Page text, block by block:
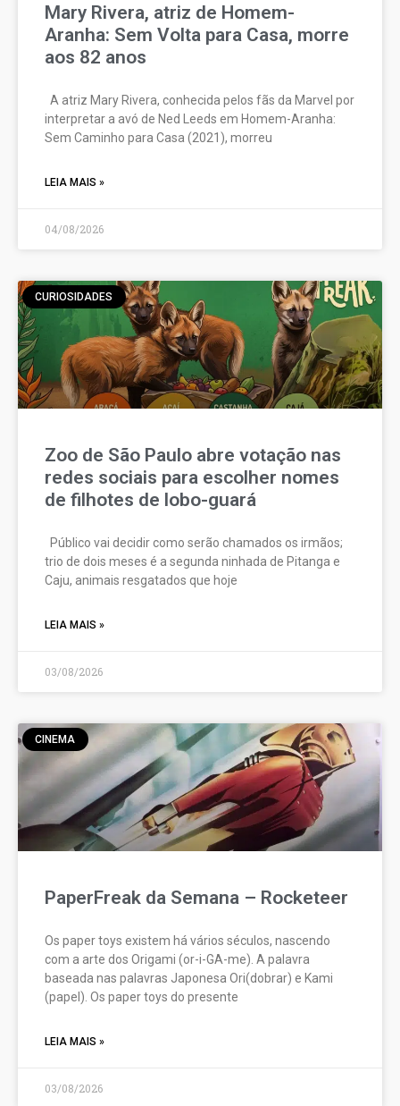
Mary Rivera, atriz de Homem-
Aranha: Sem Volta para Casa, morre
aos 82 anos
A atriz Mary Rivera, conhecida pelos fãs da Marvel por
interpretar a avó de Ned Leeds em Homem-Aranha:
Sem Caminho para Casa (2021), morreu
LEIA MAIS »
04/08/2026
CURIOSIDADES
Zoo de São Paulo abre votação nas
redes sociais para escolher nomes
de filhotes de lobo-guará
Público vai decidir como serão chamados os irmãos;
trio de dois meses é a segunda ninhada de Pitanga e
Caju, animais resgatados que hoje
LEIA MAIS »
03/08/2026
CINEMA
PaperFreak da Semana – Rocketeer
Os paper toys existem há vários séculos, nascendo
com a arte dos Origami (or-i-GA-me). A palavra
baseada nas palavras Japonesa Ori(dobrar) e Kami
(papel). Os paper toys do presente
LEIA MAIS »
03/08/2026